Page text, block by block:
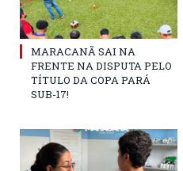
MARACANÃ SAI NA
FRENTE NA DISPUTA PELO
TÍTULO DA COPA PARÁ
SUB-17!